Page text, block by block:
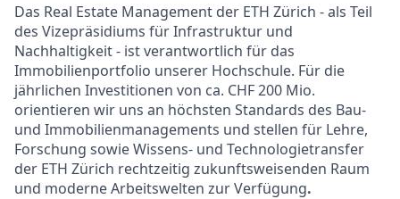
Das Real Estate Management der ETH Zürich - als Teil
des Vizepräsidiums für Infrastruktur und
Nachhaltigkeit - ist verantwortlich für das
Immobilienportfolio unserer Hochschule. Für die
jährlichen Investitionen von ca. CHF 200 Mio.
orientieren wir uns an höchsten Standards des Bau-
und Immobilienmanagements und stellen für Lehre,
Forschung sowie Wissens- und Technologietransfer
der ETH Zürich rechtzeitig zukunftsweisenden Raum
und moderne Arbeitswelten zur Verfügung.